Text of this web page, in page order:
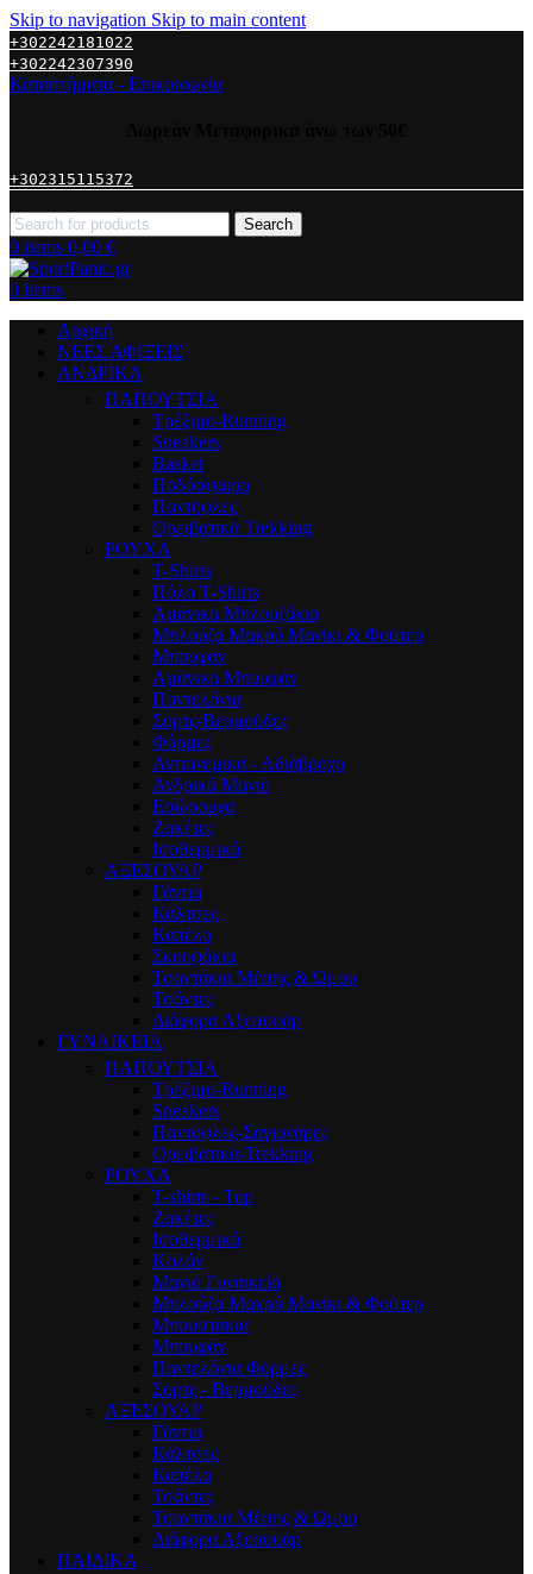
Skip to navigation Skip to main content
+302242181022
+302242307390
Καταστήματα - Επικοινωνία
+302315115372
Search
0 items 0,00 €
0 items
Αρχική
ΝΕΕΣ ΑΦΙΞΕΙΣ
AΝΔΡΙΚΑ
ΠΑΠΟΥΤΣΙΑ
Τρέξιμο-Running
Sneakers
Basket
Ποδόσφαιρο
Παντόφλες
Ορειβατικά Trekking
ΡΟΥΧΑ
T-Shirts
Πόλο T-Shirts
Αμάνικα Μπλουζάκια
Μπλούζα Μακρύ Μανίκι & Φούτερ
Μπουφάν
Αμάνικα Μπουφάν
Παντελόνια
Σορτς-Βερμούδες
Φόρμες
Αντιανεμικά - Αδιάβροχα
Ανδρικά Μαγιό
Εσώρουχα
Ζακέτες
Ισοθερμικά
ΑΞΕΣΟΥΑΡ
Γάντια
Κάλτσες
Καπέλα
Σκουφάκια
Τσαντάκια Μέσης & Ώμου
Τσάντες
Διάφορα Αξεσουάρ
ΓΥΝΑΙΚΕΙΑ
ΠΑΠΟΥΤΣΙΑ
Τρέξιμο-Running
Sneakers
Παντόφλες-Σαγιονάρες
Ορειβατικά-Trekking
ΡΟΥΧΑ
T-shirts - Top
Ζακέτες
Ισοθερμικά
Κολάν
Μαγιό Γυναικεία
Μπλούζα Μακρύ Μανίκι & Φούτερ
Μπουστάκια
Μπουφάν
Παντελόνια Φόρμες
Σορτς - Βερμούδες
ΑΞΕΣΟΥΑΡ
Γάντια
Κάλτσες
Καπέλα
Τσάντες
Τσαντάκια Μέσης & Ώμου
Διάφορα Αξεσουάρ
ΠΑΙΔΙΚΑ